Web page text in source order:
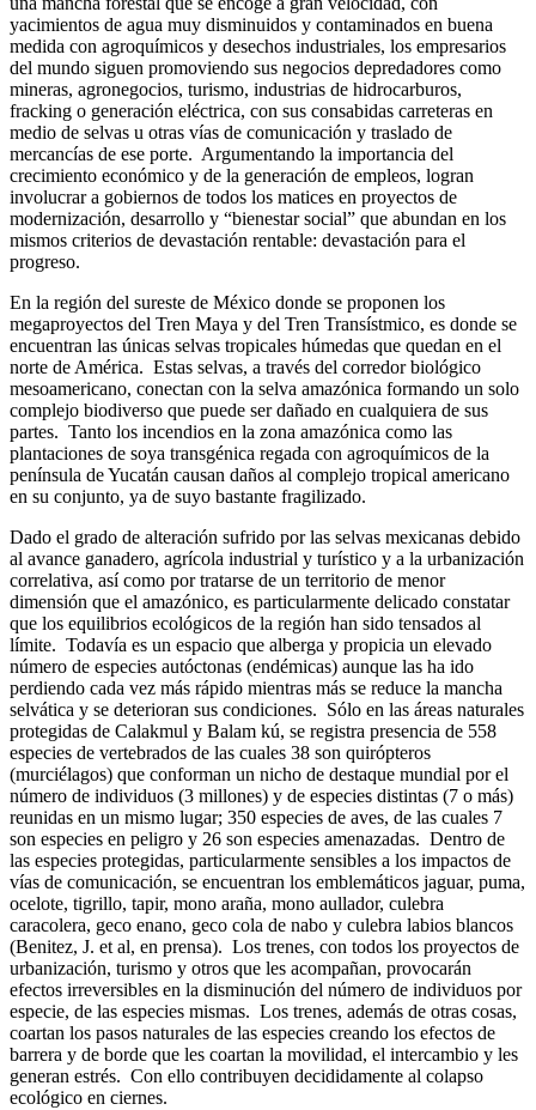
yacimientos de agua muy disminuidos y contaminados en buena
medida con agroquímicos y desechos industriales, los empresarios
del mundo siguen promoviendo sus negocios depredadores como
mineras, agronegocios, turismo, industrias de hidrocarburos,
fracking o generación eléctrica, con sus consabidas carreteras en
medio de selvas u otras vías de comunicación y traslado de
mercancías de ese porte. Argumentando la importancia del
crecimiento económico y de la generación de empleos, logran
involucrar a gobiernos de todos los matices en proyectos de
modernización, desarrollo y “bienestar social” que abundan en los
mismos criterios de devastación rentable: devastación para el
progreso.
En la región del sureste de México donde se proponen los
megaproyectos del Tren Maya y del Tren Transístmico, es donde se
encuentran las únicas selvas tropicales húmedas que quedan en el
norte de América. Estas selvas, a través del corredor biológico
mesoamericano, conectan con la selva amazónica formando un solo
complejo biodiverso que puede ser dañado en cualquiera de sus
partes. Tanto los incendios en la zona amazónica como las
plantaciones de soya transgénica regada con agroquímicos de la
península de Yucatán causan daños al complejo tropical americano
en su conjunto, ya de suyo bastante fragilizado.
Dado el grado de alteración sufrido por las selvas mexicanas debido
al avance ganadero, agrícola industrial y turístico y a la urbanización
correlativa, así como por tratarse de un territorio de menor
dimensión que el amazónico, es particularmente delicado constatar
que los equilibrios ecológicos de la región han sido tensados al
límite. Todavía es un espacio que alberga y propicia un elevado
número de especies autóctonas (endémicas) aunque las ha ido
perdiendo cada vez más rápido mientras más se reduce la mancha
selvática y se deterioran sus condiciones. Sólo en las áreas naturales
protegidas de Calakmul y Balam kú, se registra presencia de 558
especies de vertebrados de las cuales 38 son quirópteros
(murciélagos) que conforman un nicho de destaque mundial por el
número de individuos (3 millones) y de especies distintas (7 o más)
reunidas en un mismo lugar; 350 especies de aves, de las cuales 7
son especies en peligro y 26 son especies amenazadas. Dentro de
las especies protegidas, particularmente sensibles a los impactos de
vías de comunicación, se encuentran los emblemáticos jaguar, puma,
ocelote, tigrillo, tapir, mono araña, mono aullador, culebra
caracolera, geco enano, geco cola de nabo y culebra labios blancos
(Benitez, J. et al, en prensa). Los trenes, con todos los proyectos de
urbanización, turismo y otros que les acompañan, provocarán
efectos irreversibles en la disminución del número de individuos por
especie, de las especies mismas. Los trenes, además de otras cosas,
coartan los pasos naturales de las especies creando los efectos de
barrera y de borde que les coartan la movilidad, el intercambio y les
generan estrés. Con ello contribuyen decididamente al colapso
ecológico en ciernes.